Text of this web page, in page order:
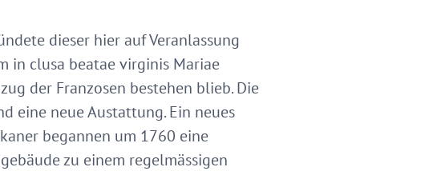
dieser hier auf Veranlassung
in clusa beatae virginis Mariae
der Franzosen bestehen blieb. Die
eine neue Austattung. Ein neues
begannen um 1760 eine
zu einem regelmässigen